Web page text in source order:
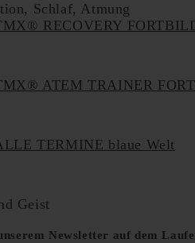
Schlaf, Atmung
RECOVERY
ATEM TRAINER
TERMINE blaue Welt
Geist
Newsletter auf dem